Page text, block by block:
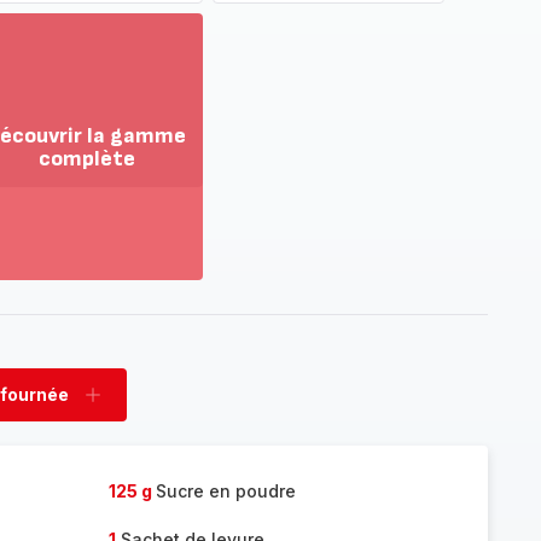
la gamme
complète
fournée
Ajouter
125 g Sucre en poudre